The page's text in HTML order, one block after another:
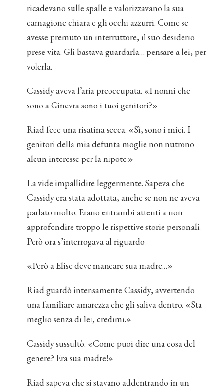
ricadevano sulle spalle e valorizzavano la sua
carnagione chiara e gli occhi azzurri. Come se
avesse premuto un interruttore, il suo desiderio
prese vita. Gli bastava guardarla… pensare a lei, per
volerla.
Cassidy aveva l’aria preoccupata. «I nonni che
sono a Ginevra sono i tuoi genitori?»
Riad fece una risatina secca. «Sì, sono i miei. I
genitori della mia defunta moglie non nutrono
alcun interesse per la nipote.»
La vide impallidire leggermente. Sapeva che
Cassidy era stata adottata, anche se non ne aveva
parlato molto. Erano entrambi attenti a non
approfondire troppo le rispettive storie personali.
Però ora s’interrogava al riguardo.
«Però a Elise deve mancare sua madre…»
Riad guardò intensamente Cassidy, avvertendo
una familiare amarezza che gli saliva dentro. «Sta
meglio senza di lei, credimi.»
Cassidy sussultò. «Come puoi dire una cosa del
genere? Era sua madre!»
Riad sapeva che si stavano addentrando in un